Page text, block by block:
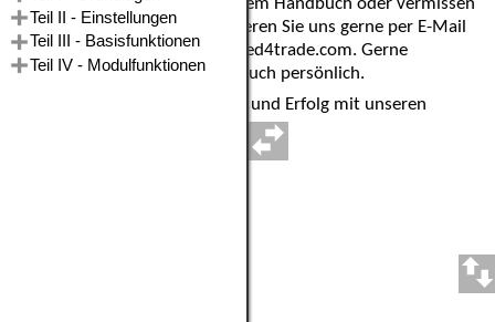
bestimmte Themen? Kontaktieren Sie uns gerne per E-Mail
über die Adresse service@speed4trade.com. Gerne
beantworten wir Ihre Fragen auch persönlich.
Wir wünschen Ihnen viel Spaß und Erfolg mit unseren